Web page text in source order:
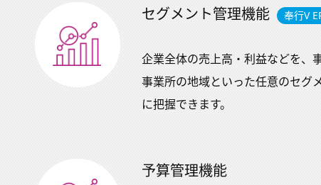
セグメント管理機能 奉行V
企業全体の売上高・利益などを、
事業所の地域といった任意のセグ
に把握できます。
予算管理機能